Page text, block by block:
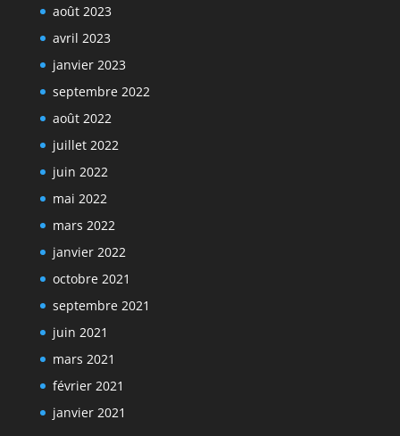
août 2023
avril 2023
janvier 2023
septembre 2022
août 2022
juillet 2022
juin 2022
mai 2022
mars 2022
janvier 2022
octobre 2021
septembre 2021
juin 2021
mars 2021
février 2021
janvier 2021